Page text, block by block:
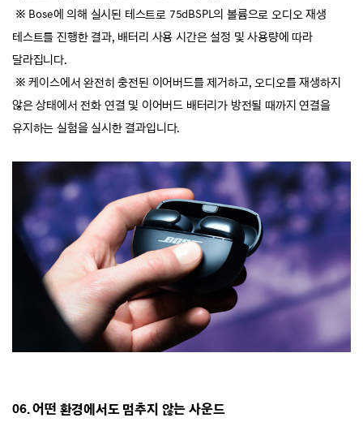
※ Bose에 의해 실시된 테스트로 75dBSPL의 볼륨으로 오디오 재생
테스트를 진행한 결과, 배터리 사용 시간은 설정 및 사용량에 따라
달라집니다.
※ 케이스에서 완전히 충전된 이어버드를 제거하고, 오디오를 재생하지
않은 상태에서 전화 연결 및 이어버드 배터리가 방전될 때까지 연결을
유지하는 실험을 실시한 결과입니다.
06.어떤 환경에서도 멈추지 않는 사운드